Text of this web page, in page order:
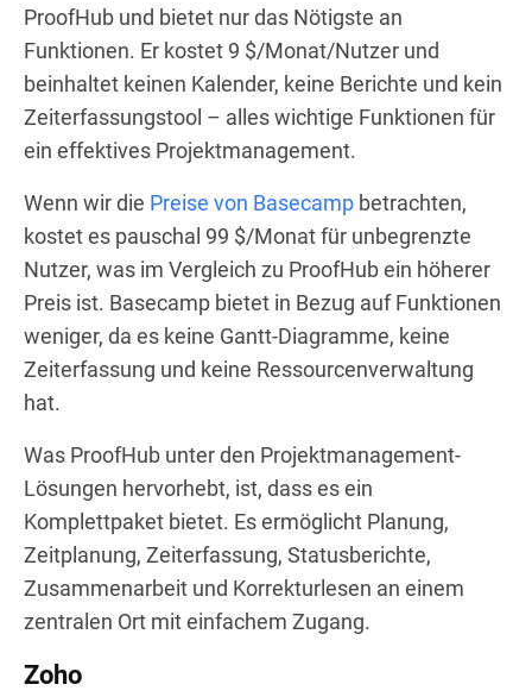
ProofHub und bietet nur das Nötigste an
Funktionen. Er kostet 9 $/Monat/Nutzer und
beinhaltet keinen Kalender, keine Berichte und kein
Zeiterfassungstool – alles wichtige Funktionen für
ein effektives Projektmanagement.
Wenn wir die Preise von Basecamp betrachten,
kostet es pauschal 99 $/Monat für unbegrenzte
Nutzer, was im Vergleich zu ProofHub ein höherer
Preis ist. Basecamp bietet in Bezug auf Funktionen
weniger, da es keine Gantt-Diagramme, keine
Zeiterfassung und keine Ressourcenverwaltung
hat.
Was ProofHub unter den Projektmanagement-
Lösungen hervorhebt, ist, dass es ein
Komplettpaket bietet. Es ermöglicht Planung,
Zeitplanung, Zeiterfassung, Statusberichte,
Zusammenarbeit und Korrekturlesen an einem
zentralen Ort mit einfachem Zugang.
Zoho